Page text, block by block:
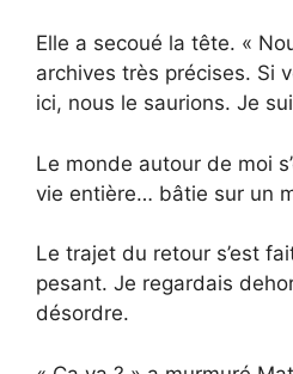
Elle a secoué la tête. «
archives très précises. Si
ici, nous le saurions. Je
Le monde autour de moi
vie entière… bâtie sur un
Le trajet du retour s’est
pesant. Je regardais
désordre.